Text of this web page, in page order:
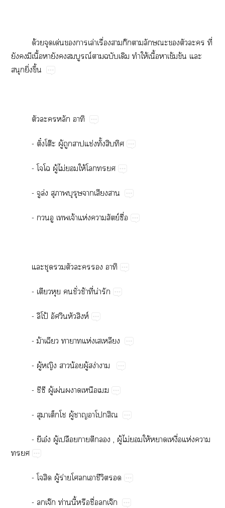
ด้​​ด่​​​ล่​ื่​​ก๊​​​​​​ี่​
​​​ื้​​​​ณ์​​​​​ให้​ื้​​ข้​ข้​​
​ิ่​ึ้
​​​
-​ั๋โต๊​ู้​​​ช่​ั้​​
-​​ู้​ไม่​​ให้​​
-​ล่​​​​​
-​​​จ้​ห่​​ย์​ื่
​​​​​​
-​​​ั่​ช้​ี่​น่​
-​โป้​​​ห์
-​ม้​​​ห่​​​​
-​ู้​​​น้​ู้​ง่​
-​​​ู้​ผ่​​​
-​​ู้​​​​
-​​อ๋​ู้​ป​​​​,​ู้​ไม่​​ให้​​ื่​ห่​​

-​​ู้​ร่​ี​
-​จ๊​ท่​ี้​​ื่จ๊